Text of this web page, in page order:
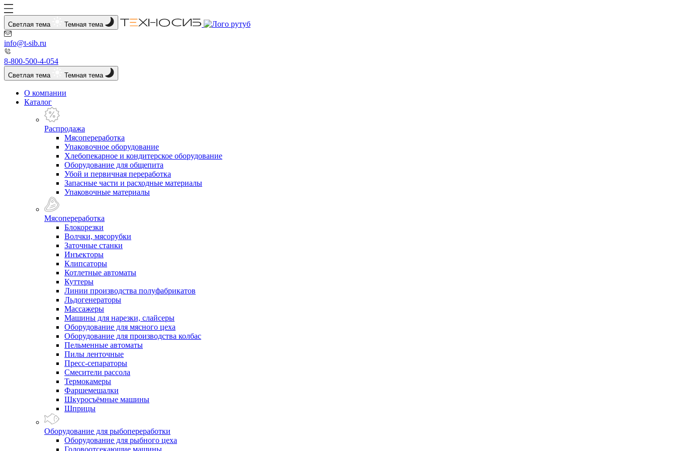
Светлая тема Темная тема
info@t-sib.ru
8-800-500-4-054
Светлая тема Темная тема
О компании
Каталог
Распродажа
Мясопереработка
Упаковочное оборудование
Хлебопекарное и кондитерское оборудование
Оборудование для общепита
Убой и первичная переработка
Запасные части и расходные материалы
Упаковочные материалы
Мясопереработка
Блокорезки
Волчки, мясорубки
Заточные станки
Инъекторы
Клипсаторы
Котлетные автоматы
Куттеры
Линии производства полуфабрикатов
Льдогенераторы
Массажеры
Машины для нарезки, слайсеры
Оборудование для мясного цеха
Оборудование для производства колбас
Пельменные автоматы
Пилы ленточные
Пресс-сепараторы
Смесители рассола
Термокамеры
Фаршемешалки
Шкуросъёмные машины
Шприцы
Оборудование для рыбопереработки
Оборудование для рыбного цеха
Головоотсекающие машины